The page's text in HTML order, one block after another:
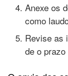
Anexe os
como
Revise as
de o